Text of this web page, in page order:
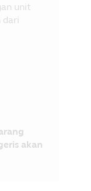
unit
dari
akan